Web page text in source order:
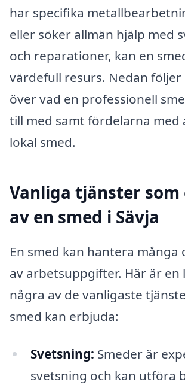
har specifika
eller söker allmän hjälp med
och reparationer, kan en
värdefull resurs. Nedan följer
över vad en professionell
till med samt fördelarna med
lokal smed.
Vanliga tjänster som
av en smed i Sävja
En smed kan hantera många
av arbetsuppgifter. Här är en
några av de vanligaste
smed kan erbjuda:
Svetsning: Smeder är
svetsning och kan utföra